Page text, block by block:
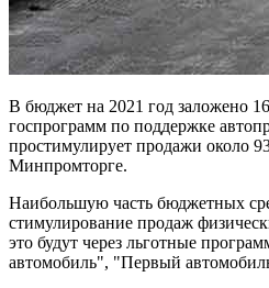
В бюджет на 2021 год заложено
госпрограмм по поддержке
простимулирует продажи около
Минпромторге.
Наибольшую часть бюджетных
стимулирование продаж
это будут через льготные
автомобиль", "Первый